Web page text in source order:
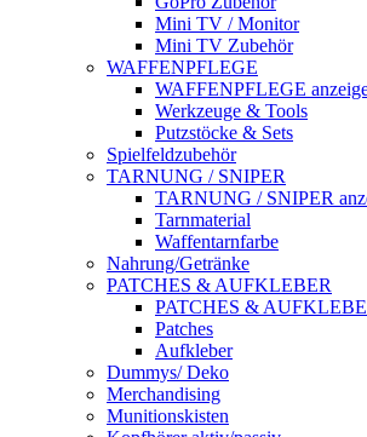
Mini TV / Monitor
Mini TV Zubehör
WAFFENPFLEGE
WAFFENPFLEGE
Werkzeuge & Tools
Putzstöcke & Sets
Spielfeldzubehör
TARNUNG / SNIPER
TARNUNG / SNIPER
Tarnmaterial
Waffentarnfarbe
Nahrung/Getränke
PATCHES & AUFKLEBER
PATCHES &
Patches
Aufkleber
Dummys/ Deko
Merchandising
Munitionskisten